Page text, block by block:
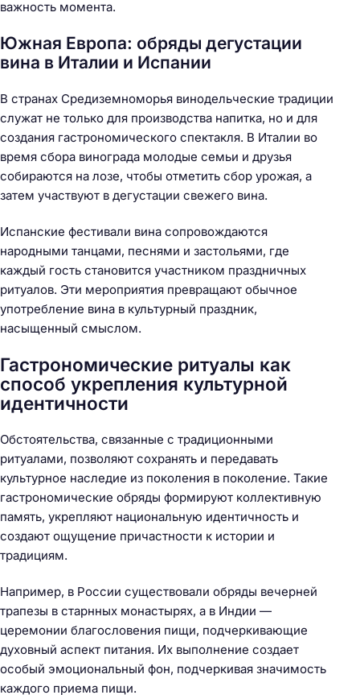
важность момента.
Южная Европа: обряды дегустации
вина в Италии и Испании
В странах Средиземноморья винодельческие традиции
служат не только для производства напитка, но и для
создания гастрономического спектакля. В Италии во
время сбора винограда молодые семьи и друзья
собираются на лозе, чтобы отметить сбор урожая, а
затем участвуют в дегустации свежего вина.
Испанские фестивали вина сопровождаются
народными танцами, песнями и застольями, где
каждый гость становится участником праздничных
ритуалов. Эти мероприятия превращают обычное
употребление вина в культурный праздник,
насыщенный смыслом.
Гастрономические ритуалы как
способ укрепления культурной
идентичности
Обстоятельства, связанные с традиционными
ритуалами, позволяют сохранять и передавать
культурное наследие из поколения в поколение. Такие
гастрономические обряды формируют коллективную
память, укрепляют национальную идентичность и
создают ощущение причастности к истории и
традициям.
Например, в России существовали обряды вечерней
трапезы в старнных монастырях, а в Индии —
церемонии благословения пищи, подчеркивающие
духовный аспект питания. Их выполнение создает
особый эмоциональный фон, подчеркивая значимость
каждого приема пищи.